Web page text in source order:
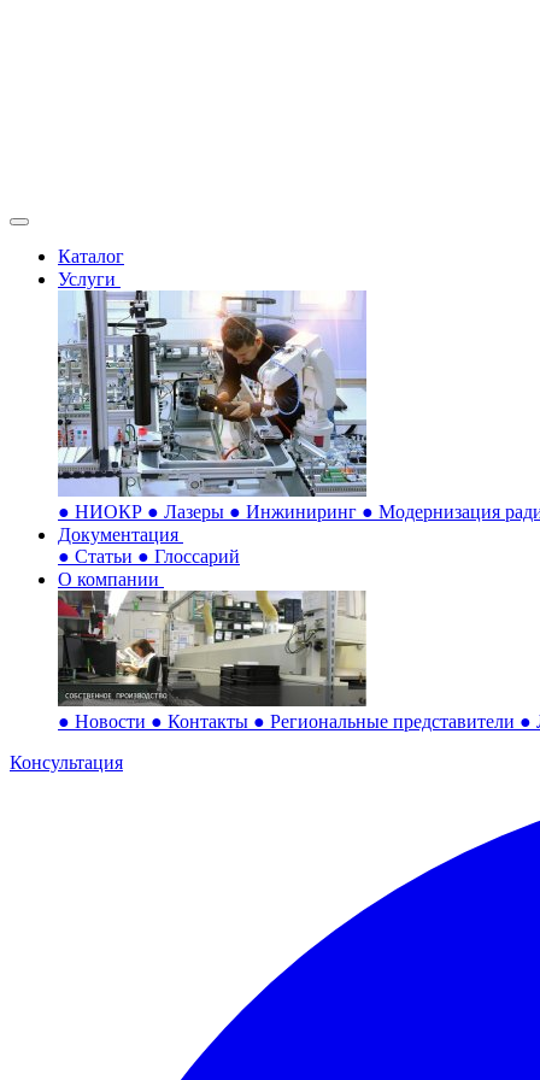
Каталог
Услуги
● НИОКР ● Лазеры ● Инжиниринг ● Модернизация
Документация
● Статьи ● Глоссарий
О компании
● Новости ● Контакты ● Региональные представители ●
Консультация